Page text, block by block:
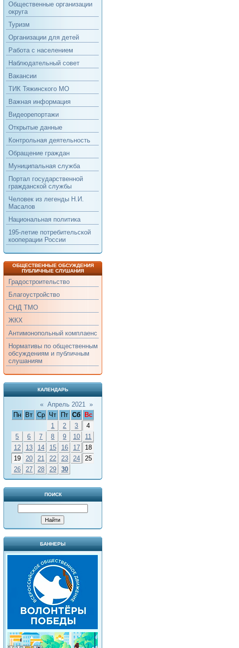
Общественные организации
округа
Туризм
Организации для детей
Работа с населением
Наблюдательный совет
Вакансии
ТИК Тяжинского МО
Важная информация
Видеорепортажи
Открытые данные
Контрольная деятельность
Обращение граждан
Муниципальная служба
Портал государственной
гражданской службы
Человек из легенды Н.И.
Масалов
Национальная политика
195-летие потребительской
кооперации России
ОБЩЕСТВЕННЫЕ ОБСУЖДЕНИЯ
ПУБЛИЧНЫЕ СЛУШАНИЯ
Градостроительство
Благоустройство
СНД ТМО
ЖКХ
Антимонопольный комплаенс
Нормативы по общественным
обсуждениям и публичным
слушаниям
КАЛЕНДАРЬ
« Апрель 2021 »
Пн
Вт Ср Чт Пт Сб
Вс
1
2 3
4
5
6 7 8 9 10
11
12
13 14 15 16 17
18
19
20 21 22 23 24
25
26
27 28 29 30
ПОИСК
БАННЕРЫ